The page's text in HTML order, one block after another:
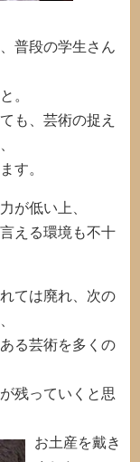
普段の学生さん
。
も、芸術の捉え
す。
が低い上、
える環境も不十
ては廃れ、次の
る芸術を多くの
残っていくと思
お土産を戴き